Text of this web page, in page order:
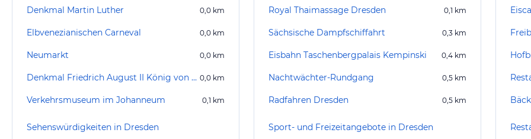
Denkmal Martin Luther 0,0 km
Elbvenezianischen Carneval 0,0 km
Neumarkt 0,0 km
Denkmal Friedrich August II König von Sachsen 0,0 km
Verkehrsmuseum im Johanneum 0,1 km
Sehenswürdigkeiten in Dresden
Royal Thaimassage Dresden 0,1 km
Sächsische Dampfschiffahrt 0,3 km
Eisbahn Taschenbergpalais Kempinski 0,4 km
Nachtwächter-Rundgang 0,5 km
Radfahren Dresden 0,5 km
Sport- und Freizeitangebote in Dresden